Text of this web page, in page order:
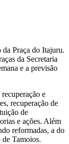
Praça do Itajuru.
da Secretaria
e a previsão
e
recuperação de
de
e ações. Além
reformadas, a do
Tamoios.